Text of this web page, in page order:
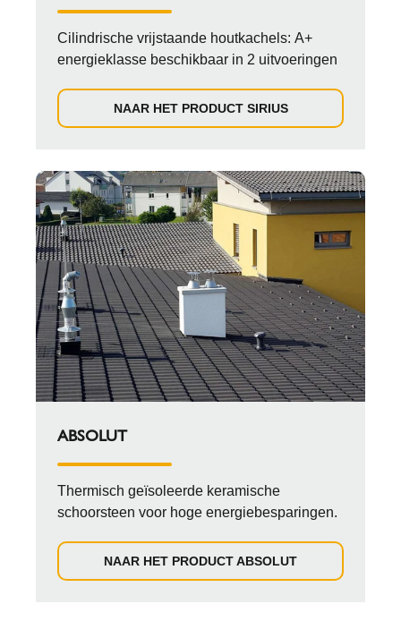
Cilindrische vrijstaande houtkachels: A+
energieklasse beschikbaar in 2 uitvoeringen
NAAR HET PRODUCT SIRIUS
ABSOLUT
Thermisch geïsoleerde keramische
schoorsteen voor hoge energiebesparingen.
NAAR HET PRODUCT ABSOLUT